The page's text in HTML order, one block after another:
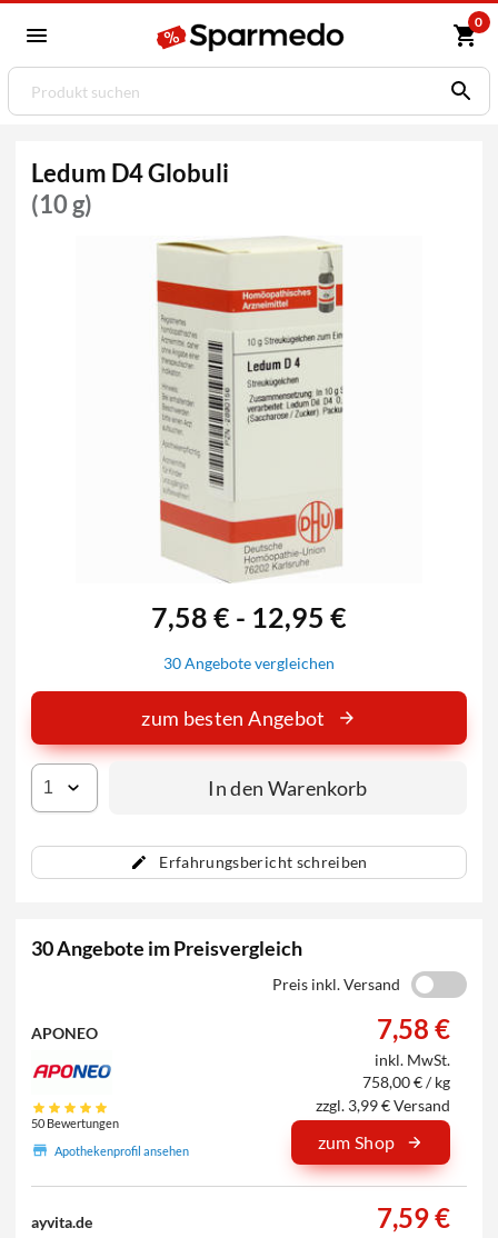
0
Ledum D4 Globuli
(10 g)
Erfahrungsbericht schreiben
7,58 € - 12,95 €
30 Angebote vergleichen
zum besten Angebot
In den Warenkorb
30 Angebote im Preisvergleich
Preis inkl. Versand
APONEO
50 Bewertungen
Apothekenprofil ansehen
7,58 €
inkl. MwSt.
758,00 € / kg
zzgl. 3,99 € Versand
zum Shop
ayvita.de 7,59 €